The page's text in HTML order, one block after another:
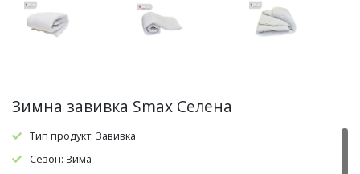
Зимна завивка Smax Селена
Тип продукт: Завивка
Сезон: Зима